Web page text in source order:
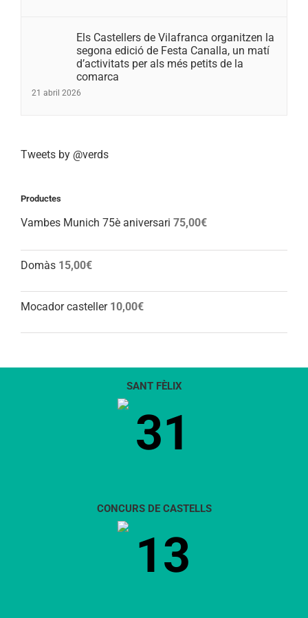
Els Castellers de Vilafranca organitzen la
segona edició de Festa Canalla, un matí
d’activitats per als més petits de la
comarca
21 abril 2026
Tweets by @verds
Productes
Vambes Munich 75è aniversari 75,00€
Domàs 15,00€
Mocador casteller 10,00€
SANT FÈLIX
31
CONCURS DE CASTELLS
13